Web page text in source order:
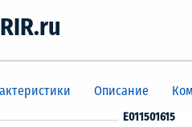
Описание
E011501615